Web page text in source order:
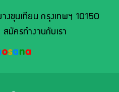
งขุนเทียน กรุงเทพฯ 10150
มัครทำงานกับเรา